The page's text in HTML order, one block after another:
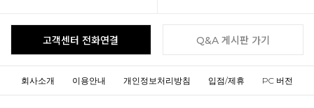
고객센터 전화연결 Q&A 게시판 가기
회사소개 이용안내 개인정보처리방침 입점/제휴 PC 버전